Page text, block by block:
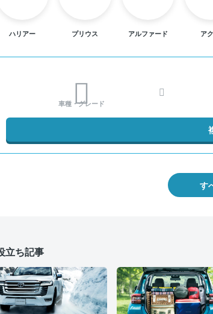
ハリアー プリウス アルファード ア
車種・グレード
す
立ち記事